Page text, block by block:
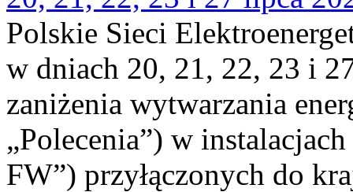
Polskie Sieci
w dniach 20, 21, 22, 23 i
zaniżenia wytwarzania
„Polecenia”) w
FW”) przyłączonych do